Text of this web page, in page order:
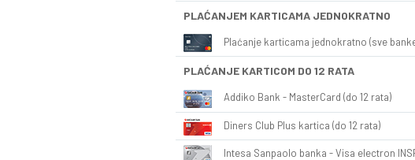
PLAĆANJEM KARTICAMA JEDNOKRATNO
Plaćanje karticama jednokratno (sve
PLAĆANJE KARTICOM DO 12 RATA
Addiko Bank - MasterCard (do 12 rata)
Diners Club Plus kartica (do 12 rata)
Intesa Sanpaolo banka - Visa electron